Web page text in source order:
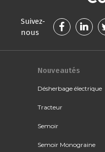
Suivez-
nous
Nouveautés
Désherbage électrique
Tracteur
Semoir
Semoir Monograine